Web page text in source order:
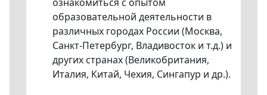
образовательной деятельности в
различных городах России (Москва,
Санкт-Петербург, Владивосток и т.д.) и
других странах (Великобритания,
Италия, Китай, Чехия, Сингапур и др.).